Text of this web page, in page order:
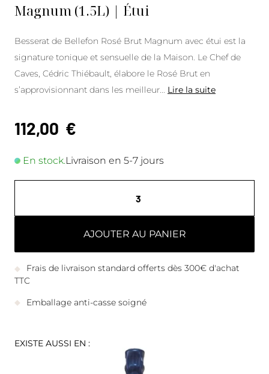
Magnum (1.5L) | Étui
Besserat de Bellefon Rosé Brut Magnum avec étui est la
signature tonique et sensuelle de la Maison. Le Chef de
Caves, Cédric Thiébault, élabore le Rosé Brut en
s’approvisionnant dans les meilleur
Lire la suite
112,00 €
En stock.Livraison en 5-7 jours
AJOUTER AU PANIER
Frais de livraison standard offerts dès 300€ d'achat
TTC
Emballage anti-casse soigné
EXISTE AUSSI EN :